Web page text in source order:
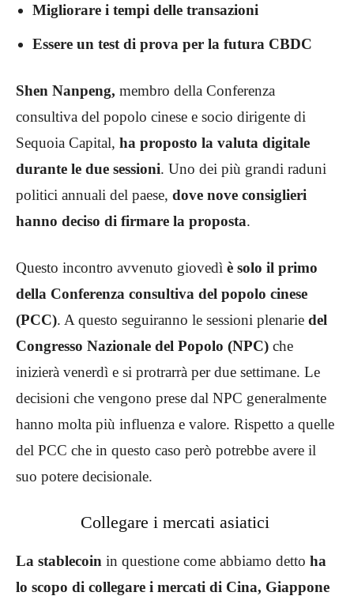
Migliorare i tempi delle transazioni
Essere un test di prova per la futura CBDC
Shen Nanpeng, membro della Conferenza
consultiva del popolo cinese e socio dirigente di
Sequoia Capital, ha proposto la valuta digitale
durante le due sessioni. Uno dei più grandi raduni
politici annuali del paese, dove nove consiglieri
hanno deciso di firmare la proposta.
Questo incontro avvenuto giovedì è solo il primo
della Conferenza consultiva del popolo cinese
(PCC). A questo seguiranno le sessioni plenarie del
Congresso Nazionale del Popolo (NPC) che
inizierà venerdì e si protrarrà per due settimane. Le
decisioni che vengono prese dal NPC generalmente
hanno molta più influenza e valore. Rispetto a quelle
del PCC che in questo caso però potrebbe avere il
suo potere decisionale.
Collegare i mercati asiatici
La stablecoin in questione come abbiamo detto ha
lo scopo di collegare i mercati di Cina, Giappone